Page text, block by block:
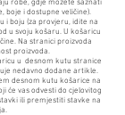
robe, gdje možete saznati
boje i dostupne veličine).
i boju (za provjeru, idite na
u svoju košaru. U košaricu
Na stranici proizvoda
proizvoda.
u desnom kutu stranice
nedavno dodane artikle.
desnom kutu košarice na
će vas odvesti do cjelovitog
ili premjestiti stavke na